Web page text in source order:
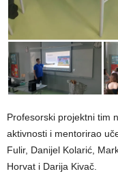
Profesorski projektni tim
aktivnosti i mentorirao
Fulir, Danijel Kolarić,
Horvat i Darija Kivač.